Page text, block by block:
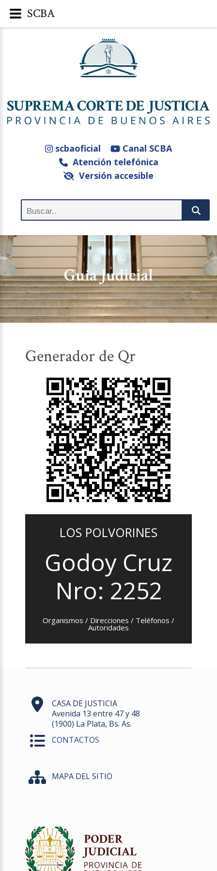
scbaoficial
Canal SCBA
Atención telefónica
Versión accesible
Guía Judicial
Generador de Qr
LOS POLVORINES
Godoy Cruz
Nro: 2252
Organismos / Direcciones / Teléfonos /
Autoridades
CASA DE JUSTICIA
Avenida 13 entre 47 y 48
(1900) La Plata, Bs. As.
CONTACTOS
MAPA DEL SITIO
SCBA